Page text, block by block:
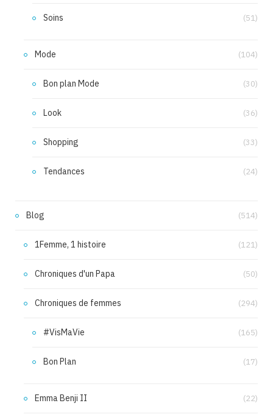
Soins (51)
Mode (104)
Bon plan Mode (30)
Look (36)
Shopping (33)
Tendances (24)
Blog (514)
1Femme, 1 histoire (121)
Chroniques d'un Papa (50)
Chroniques de femmes (294)
#VisMaVie (165)
Bon Plan (17)
Emma Benji II (22)